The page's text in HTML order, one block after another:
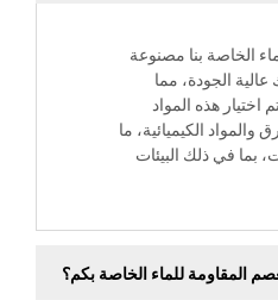
الخاصة بنا مصنوعة
الجودة، مما
اختيار هذه المواد
والمواد الكيميائية، ما
بما في ذلك البيئات
المقاومة للماء الخاصة بكم؟